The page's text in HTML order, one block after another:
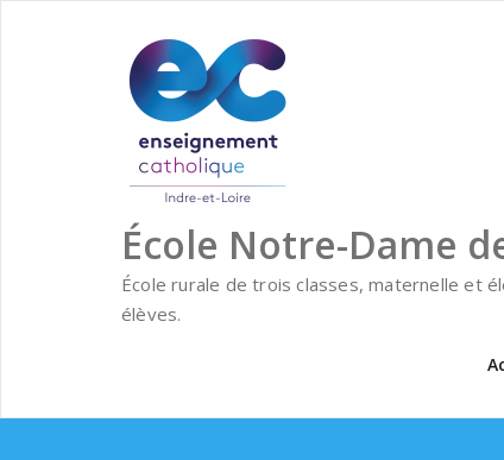
École Notre-Dame
École rurale de trois classes, maternelle et
élèves.